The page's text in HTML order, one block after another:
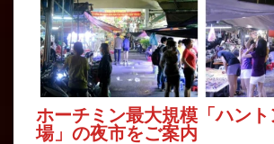
ホーチミン最大規模「ハン
場」の夜市をご案内